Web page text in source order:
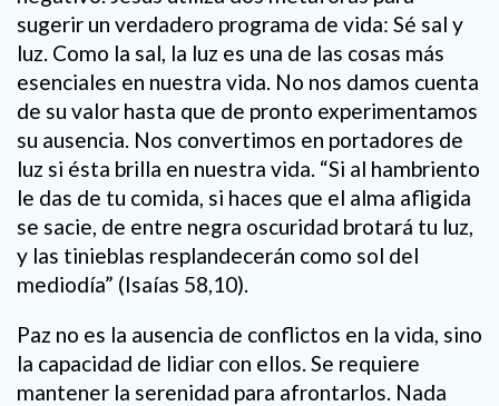
sugerir un verdadero programa de vida: Sé sal y
luz. Como la sal, la luz es una de las cosas más
esenciales en nuestra vida. No nos damos cuenta
de su valor hasta que de pronto experimentamos
su ausencia. Nos convertimos en portadores de
luz si ésta brilla en nuestra vida. “Si al hambriento
le das de tu comida, si haces que el alma afligida
se sacie, de entre negra oscuridad brotará tu luz,
y las tinieblas resplandecerán como sol del
mediodía” (Isaías 58,10).
Paz no es la ausencia de conflictos en la vida, sino
la capacidad de lidiar con ellos. Se requiere
mantener la serenidad para afrontarlos. Nada